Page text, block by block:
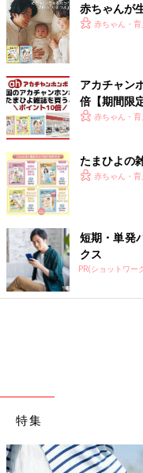
(1) 仰向けになり、ひざ
腰幅程度に開く。
(2) 両手で床を押し、お尻
(3) (1)(2)を繰り返す。
お尻まわりの筋肉を鍛
痛めてしまう可能性があ
りすぎないように注意し
腹筋
赤ちゃんが
赤ちゃん・
アカチャン
倍【期間限
赤ちゃん・
たまひよの
赤ちゃん・
短期・単発
クス
PR(ショットワー
特集